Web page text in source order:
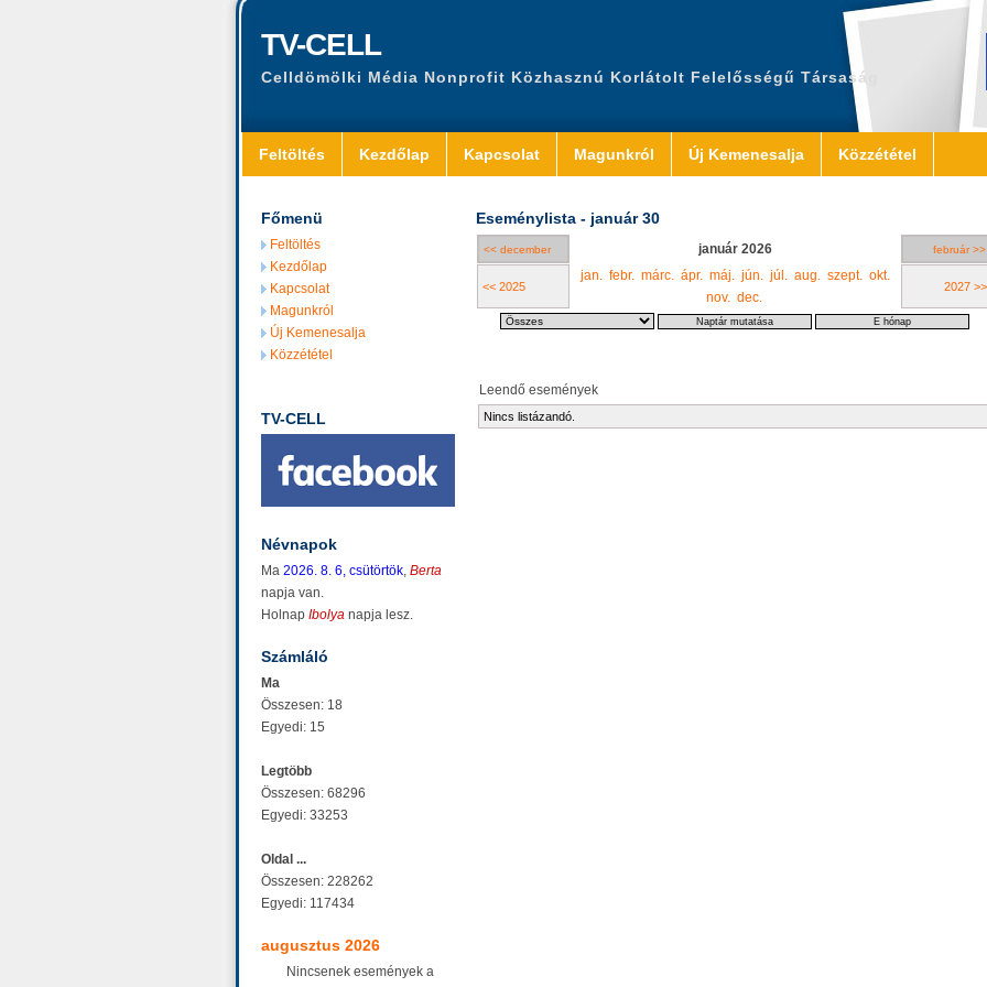
TV-CELL
Celldömölki Média Nonprofit Közhasznú Korlátolt Felelősségű Társaság
Feltöltés Kezdőlap Kapcsolat Magunkról Új Kemenesalja Közzététel
Főmenü
Feltöltés
Kezdőlap
Kapcsolat
Magunkról
Új Kemenesalja
Közzététel
TV-CELL
Névnapok
Ma 2026. 8. 6, csütörtök, Berta
napja van.
Holnap Ibolya napja lesz.
Számláló
Ma
Összesen: 18
Egyedi: 15
Legtöbb
Összesen: 68296
Egyedi: 33253
Oldal ...
Összesen: 228262
Egyedi: 117434
augusztus 2026
Nincsenek események a
Eseménylista - január 30
<< december január 2026 február >>
<< 2025
jan. febr. márc. ápr. máj. jún. júl. aug. szept. okt.
nov. dec.
2027 >>
Leendő események
Nincs listázandó.